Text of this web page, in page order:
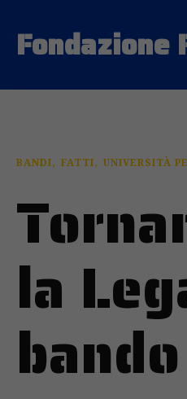
Fondazione
BANDI FATTI UNIVERSITÀ
la
bando